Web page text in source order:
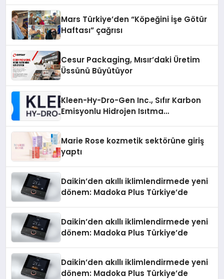
Mars Türkiye’den “Köpeğini İşe Götür
Haftası” çağrısı
Cesur Packaging, Mısır’daki Üretim
Üssünü Büyütüyor
Kleen-Hy-Dro-Gen Inc., Sıfır Karbon
Emisyonlu Hidrojen Isıtma
Marie Rose kozmetik sektörüne giriş
yaptı
Daikin’den akıllı iklimlendirmede yeni
dönem: Madoka Plus Türkiye’de
Daikin’den akıllı iklimlendirmede yeni
dönem: Madoka Plus Türkiye’de
Daikin’den akıllı iklimlendirmede yeni
dönem: Madoka Plus Türkiye’de